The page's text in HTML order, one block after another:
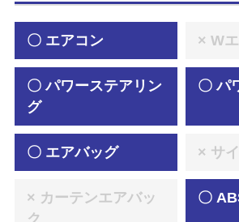
〇 エアコン × W
〇 パワーステアリン
グ
〇 パ
〇 エアバッグ × サ
× カーテンエアバッ
ク
〇